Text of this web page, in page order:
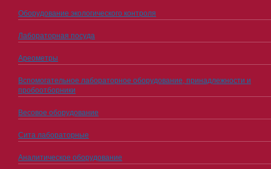
Оборудование экологического контроля
Лабораторная посуда
Ареометры
Вспомогательное лабораторное оборудование, принадлежности и
пробоотборники
Весовое оборудование
Сита лабораторные
Аналитическое оборудование